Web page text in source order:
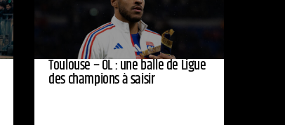
Toulouse – OL : une balle de Ligue
des champions à saisir